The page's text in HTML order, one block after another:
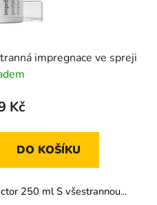
impregnace ve spreji
Kč
DO KOŠÍKU
250 ml S všestrannou...